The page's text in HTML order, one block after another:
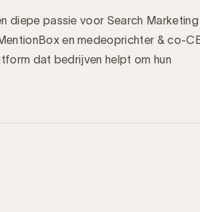
diepe passie voor Search Marketing
en medeoprichter & co-
dat bedrijven helpt om hun